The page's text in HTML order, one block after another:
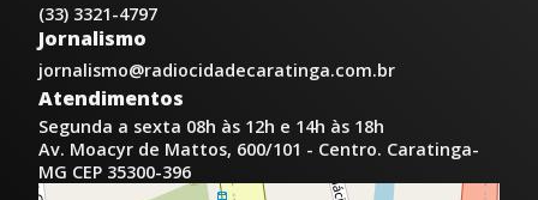
(33) 3321-4797
Jornalismo
jornalismo@radiocidadecaratinga.com.br
Atendimentos
Segunda a sexta 08h às 12h e 14h às 18h
Av. Moacyr de Mattos, 600/101 - Centro. Caratinga-
MG CEP 35300-396